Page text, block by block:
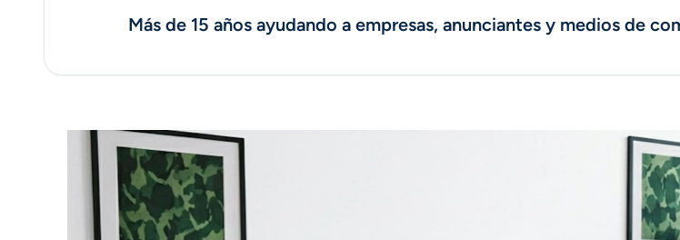
Más de 15 años ayudando a empresas, anunciantes y medios de